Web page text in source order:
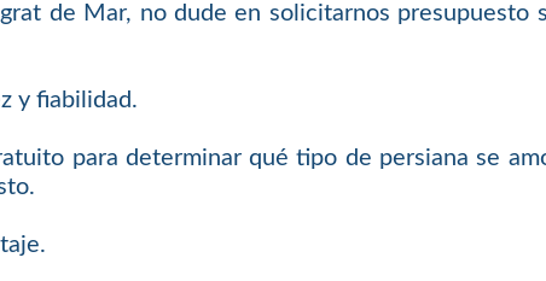
de Mar, no dude en solicitarnos presupuesto
y fiabilidad.
para determinar qué tipo de persiana se